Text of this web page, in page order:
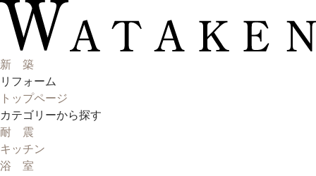
新 築
リフォーム
トップページ
カテゴリーから探す
耐 震
キッチン
浴 室